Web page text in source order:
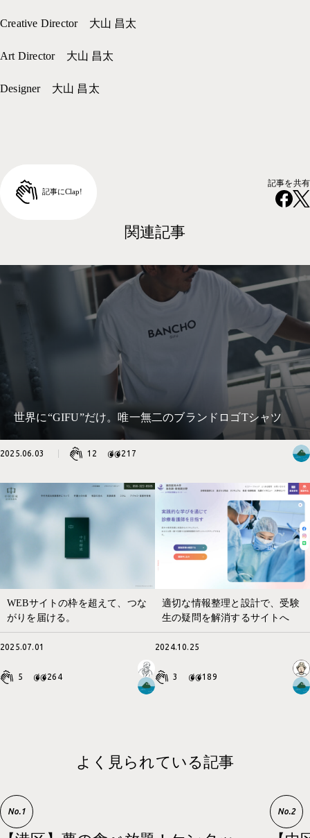
Creative Director 大山 昌太
Art Director 大山 昌太
Designer 大山 昌太
記事を共有
関連記事
世界に“GIFU”だけ。唯一無二のブランドロゴTシャツ
2025.06.03 12 217
WEBサイトの枠を超えて、つな
がりを届ける。
2025.07.01
5 264
適切な情報整理と設計で、受験
生の疑問を解消するサイトへ
2024.10.25
3 189
よく見られている記事